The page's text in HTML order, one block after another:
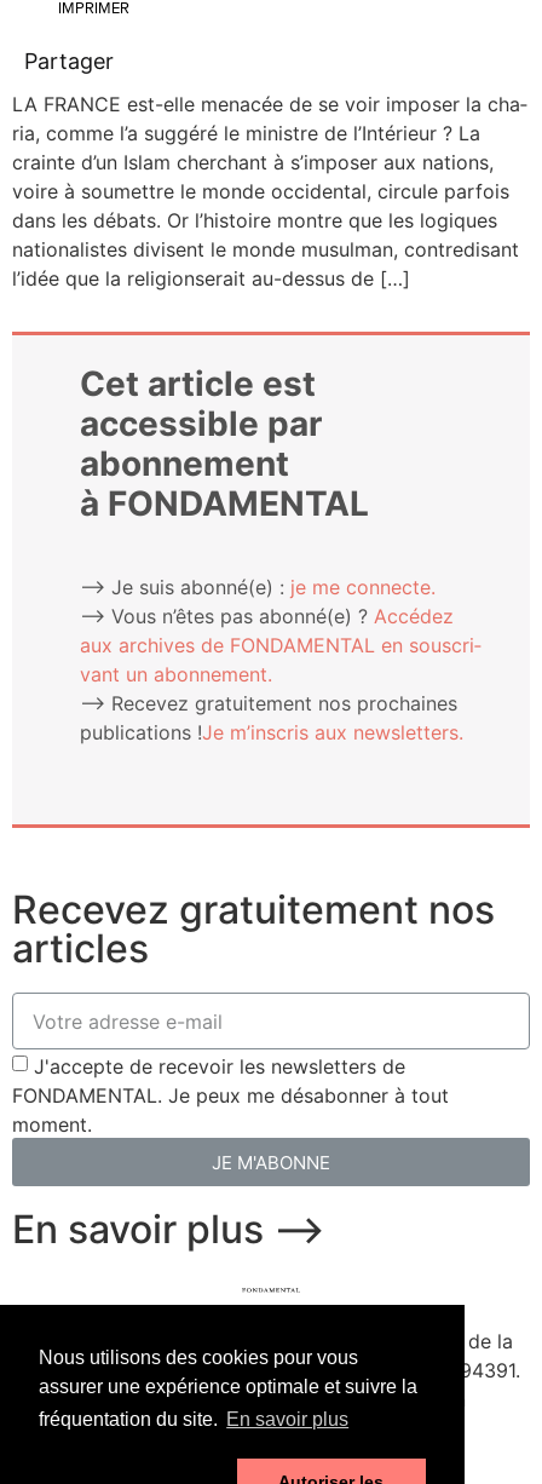
Nous utilisons des cookies pour vous
assurer une expérience optimale et suivre la
fréquentation du site. En savoir plus
IMPRIMER
Partager
LA FRANCE est-elle mena­cée de se voir impo­ser la cha­
ria, comme l’a sug­gé­ré le ministre de l’Intérieur ? La
crainte d’un Islam cher­chant à s’imposer aux nations,
voire à sou­mettre le monde occi­den­tal, cir­cule par­fois
dans les débats. Or l’his­toire montre que les logiques
natio­na­listes divisent le monde musul­man, contre­di­sant
l’i­dée que la reli­gion­se­rait au-des­­sus de […]
Cet article est
accessible par
abonnement
à FONDAMENTAL
⟶ Je suis abonné(e) : je me connecte.
⟶ Vous n’êtes pas abonné(e) ? Accé­dez
aux archives de FONDAMENTAL en sous­cri­
vant un abonnement.
⟶ Rece­vez gra­tui­te­ment nos pro­chaines
publi­ca­tions !Je m’ins­cris aux newsletters.
Recevez gratuitement nos
articles
J'accepte de recevoir les newsletters de
FONDAMENTAL. Je peux me désabonner à tout
moment.
JE M'ABONNE
En savoir plus ⟶
Fondé en 2020. Édité par Presse de la
Forge & Delescluze SAS.Agrément CPPAP
1127Y94391.
Membre du SPIIL. Signataire de la Charte pour un
journalisme à la hauteur de l'enjeu écologique.